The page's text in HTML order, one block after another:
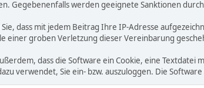
Gegebenenfalls werden geeignete Sanktionen
dass mit jedem Beitrag Ihre IP-Adresse
einer groben Verletzung dieser Vereinbarung
dass die Software ein Cookie, eine
verwendet, Sie ein- bzw. auszuloggen. Die